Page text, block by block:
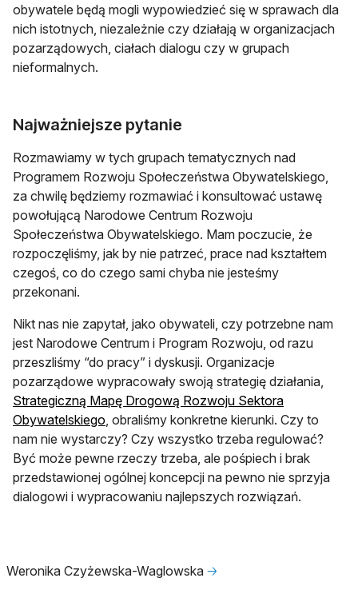
obywatele będą mogli wypowiedzieć się w sprawach dla
nich istotnych, niezależnie czy działają w organizacjach
pozarządowych, ciałach dialogu czy w grupach
nieformalnych.
Najważniejsze pytanie
Rozmawiamy w tych grupach tematycznych nad
Programem Rozwoju Społeczeństwa Obywatelskiego,
za chwilę będziemy rozmawiać i konsultować ustawę
powołującą Narodowe Centrum Rozwoju
Społeczeństwa Obywatelskiego. Mam poczucie, że
rozpoczęliśmy, jak by nie patrzeć, prace nad kształtem
czegoś, co do czego sami chyba nie jesteśmy
przekonani.
Nikt nas nie zapytał, jako obywateli, czy potrzebne nam
jest Narodowe Centrum i Program Rozwoju, od razu
przeszliśmy “do pracy” i dyskusji. Organizacje
pozarządowe wypracowały swoją strategię działania,
Strategiczną Mapę Drogową Rozwoju Sektora
Obywatelskiego , obraliśmy konkretne kierunki. Czy to
nam nie wystarczy? Czy wszystko trzeba regulować?
Być może pewne rzeczy trzeba, ale pośpiech i brak
przedstawionej ogólnej koncepcji na pewno nie sprzyja
dialogowi i wypracowaniu najlepszych rozwiązań.
Weronika Czyżewska-Waglowska 🡢